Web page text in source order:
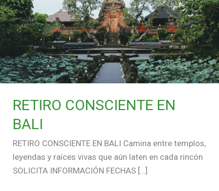
RETIRO CONSCIENTE EN
BALI
RETIRO CONSCIENTE EN BALI Camina entre templos,
leyendas y raíces vivas que aún laten en cada rincón
SOLICITA INFORMACIÓN FECHAS […]